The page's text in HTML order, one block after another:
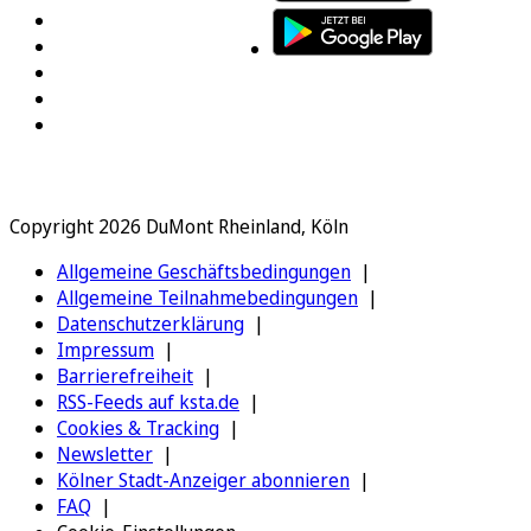
Copyright 2026 DuMont Rheinland, Köln
Allgemeine Geschäftsbedingungen
Allgemeine Teilnahmebedingungen
Datenschutzerklärung
Impressum
Barrierefreiheit
RSS-Feeds auf ksta.de
Cookies & Tracking
Newsletter
Kölner Stadt-Anzeiger abonnieren
FAQ